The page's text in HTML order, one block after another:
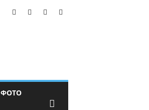
ФОТО